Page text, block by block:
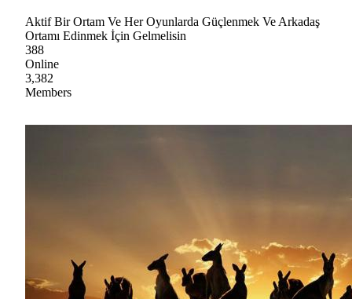
Aktif Bir Ortam Ve Her Oyunlarda Güçlenmek Ve Arkadaş
Ortamı Edinmek İçin Gelmelisin
388
Online
3,382
Members